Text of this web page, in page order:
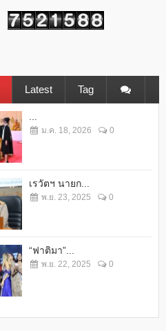
Latest Tag
ม.ค. 18, 2026 0
เรวัตฯ นายก...
พ.ย. 23, 2025 0
“ฟาติมา”...
พ.ย. 22, 2025 0